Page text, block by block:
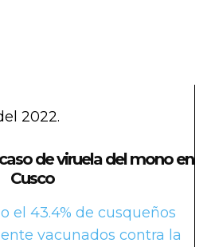
2022.
de viruela del mono en
Cusco
el 43.4% de cusqueños
vacunados contra la